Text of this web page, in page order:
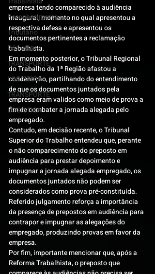
Reconhecimento
Tributário
Pós-evento
TRANSPORTE
LOGISTICA
TRANSPORTE
LOGISTICA
empresa tendo comparecido à audiência
inaugural, momento no qual apresentou a
respectiva defesa e apresentou os
documentos pertinentes a reclamação
trabalhista.
Em momento posterior, o Tribunal Regional
do Trabalho da 1ª Região afastou a
condenação, partilhando do entendimento
de que os documentos juntados pela
empresa eram validos como meio de prova a
fim de combater a jornada alegada pelo
empregado.
Contudo, em decisão recente, o Tribunal
Superior do Trabalho entendeu que, perante
o não comparecimento do preposto em
audiência para prestar depoimento e
impugnar a jornada alegada empregado, os
documentos juntados não podem ser
considerados como prova pré-constituída.
Referido julgamento reforça a importância
da presença de prepostos em audiência para
contrapor e impugnar as alegações do
empregado, produzindo provas em favor da
empresa.
Por fim, importante mencionar que, após a
Reforma Trabalhista, o preposto que